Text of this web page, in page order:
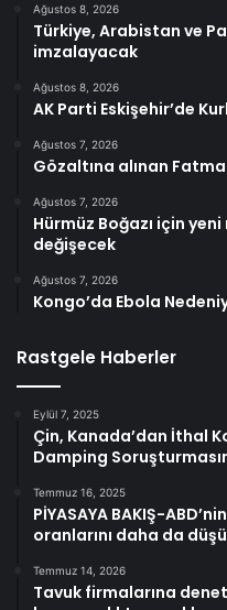
Ağustos 8, 2026
Türkiye, Arabistan ve
imzalayacak
Ağustos 8, 2026
AK Parti Eskişehir’de
Ağustos 7, 2026
Gözaltına alınan
Ağustos 7, 2026
Hürmüz Boğazı için
değişecek
Ağustos 7, 2026
Kongo’da Ebola
Rastgele Haberler
Eylül 7, 2025
Çin, Kanada’dan İthal
Damping
Temmuz 16, 2025
PİYASAYA BAKIŞ-
oranlarını daha da
Temmuz 14, 2026
Tavuk firmalarına